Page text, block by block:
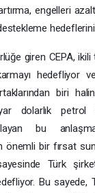
engelleri
hedeflerini
giren CEPA,
hedefliyor
biri
dolarlık petrol
bu
önemli bir fırsat
Türk
Bu sayede,